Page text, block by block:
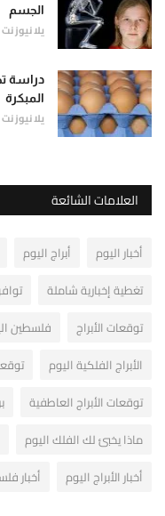
الجسم
يلا نيوز نت
دراسة
المبكرة
يلا نيوز نت
العلامات الشائعة
أخبار اليوم أبراج اليوم
تغطية إخبارية شاملة
توقعات الأبراج
فلسطين
الأبراج الفلكية اليوم
توقعات الأبراج العاطفية
ماذا يخبئ لك الفلك اليوم
أخبار الأبراج اليوم
أخبار